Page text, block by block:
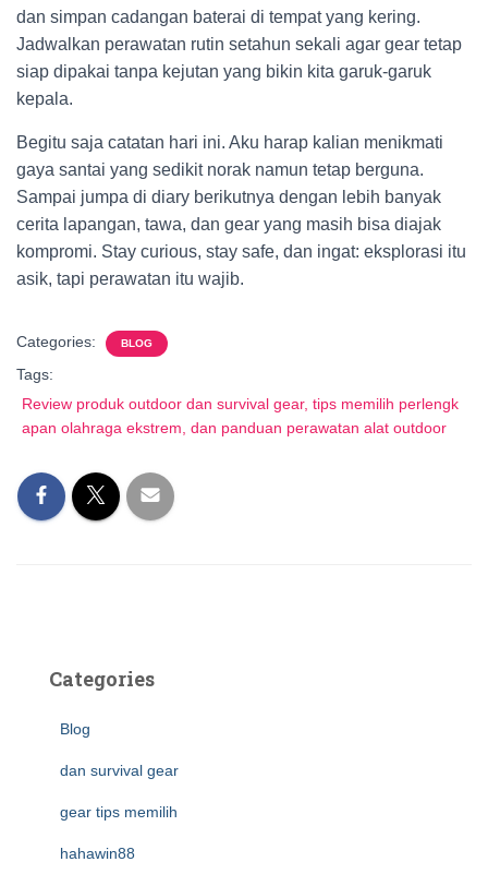
dan simpan cadangan baterai di tempat yang kering.
Jadwalkan perawatan rutin setahun sekali agar gear tetap
siap dipakai tanpa kejutan yang bikin kita garuk-garuk
kepala.
Begitu saja catatan hari ini. Aku harap kalian menikmati
gaya santai yang sedikit norak namun tetap berguna.
Sampai jumpa di diary berikutnya dengan lebih banyak
cerita lapangan, tawa, dan gear yang masih bisa diajak
kompromi. Stay curious, stay safe, dan ingat: eksplorasi itu
asik, tapi perawatan itu wajib.
Categories: BLOG
Tags:
Review produk outdoor dan survival gear, tips memilih perlengk
apan olahraga ekstrem, dan panduan perawatan alat outdoor
Categories
Blog
dan survival gear
gear tips memilih
hahawin88